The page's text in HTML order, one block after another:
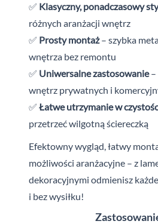
✅ Klasyczny, ponadczasowy
różnych aranżacji wnętrz
✅ Prosty montaż– szybka
wnętrza bez remontu
✅ Uniwersalne zastosowanie–
wnętrz prywatnych i
✅ Łatwe utrzymanie w
przetrzeć wilgotną ściereczką
Efektowny wygląd, łatwy
możliwości aranżacyjne – z l
dekoracyjnymi odmienisz
i bez wysiłku!